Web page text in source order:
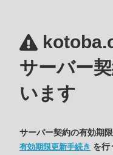
サーバー
います
サーバー契約の有効期
有効期限更新手続き を行